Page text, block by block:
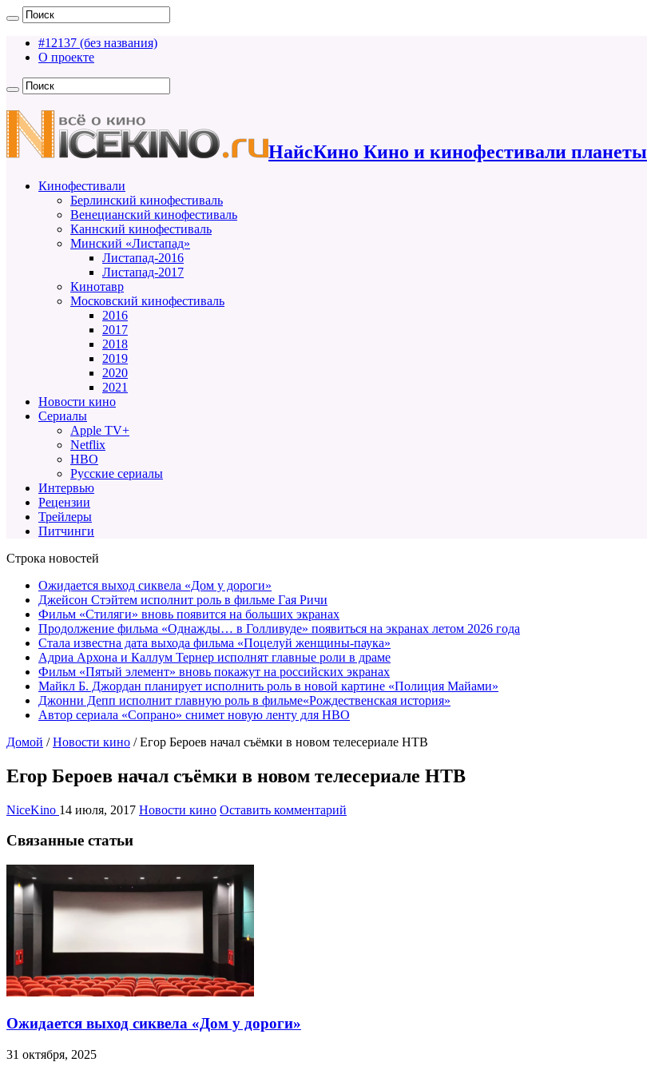
#12137 (без названия)
О проекте
НайсКино Кино и кинофестивали планеты
Кинофестивали
Берлинский кинофестиваль
Венецианский кинофестиваль
Каннский кинофестиваль
Минский «Листапад»
Листапад-2016
Листапад-2017
Кинотавр
Московский кинофестиваль
2016
2017
2018
2019
2020
2021
Новости кино
Сериалы
Apple TV+
Netflix
HBO
Русские сериалы
Интервью
Рецензии
Трейлеры
Питчинги
Строка новостей
Ожидается выход сиквела «Дом у дороги»
Джейсон Стэйтем исполнит роль в фильме Гая Ричи
Фильм «Стиляги» вновь появится на больших экранах
Продолжение фильма «Однажды… в Голливуде» появиться на экранах летом 2026 года
Стала известна дата выхода фильма «Поцелуй женщины-паука»
Адриа Архона и Каллум Тернер исполнят главные роли в драме
Фильм «Пятый элемент» вновь покажут на российских экранах
Майкл Б. Джордан планирует исполнить роль в новой картине «Полиция Майами»
Джонни Депп исполнит главную роль в фильме«Рождественская история»
Автор сериала «Сопрано» снимет новую ленту для HBO
Домой / Новости кино / Егор Бероев начал съёмки в новом телесериале НТВ
Егор Бероев начал съёмки в новом телесериале НТВ
NiceKino 14 июля, 2017 Новости кино Оставить комментарий
Связанные статьи
Ожидается выход сиквела «Дом у дороги»
31 октября, 2025